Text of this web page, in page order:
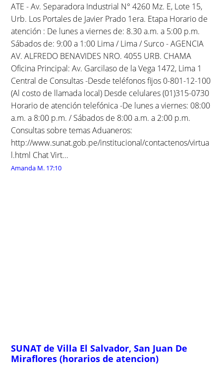
ATE - Av. Separadora Industrial N° 4260 Mz. E, Lote 15,
Urb. Los Portales de Javier Prado 1era. Etapa Horario de
atención : De lunes a viernes de: 8.30 a.m. a 5:00 p.m.
Sábados de: 9:00 a 1:00 Lima / Lima / Surco - AGENCIA
AV. ALFREDO BENAVIDES NRO. 4055 URB. CHAMA
Oficina Principal: Av. Garcilaso de la Vega 1472, Lima 1
Central de Consultas -Desde teléfonos fijos 0-801-12-100
(Al costo de llamada local) Desde celulares (01)315-0730
Horario de atención telefónica -De lunes a viernes: 08:00
a.m. a 8:00 p.m. / Sábados de 8:00 a.m. a 2:00 p.m.
Consultas sobre temas Aduaneros:
http://www.sunat.gob.pe/institucional/contactenos/virtua
l.html Chat Virt...
Amanda M. 17:10
SUNAT de Villa El Salvador, San Juan De
Miraflores (horarios de atencion)